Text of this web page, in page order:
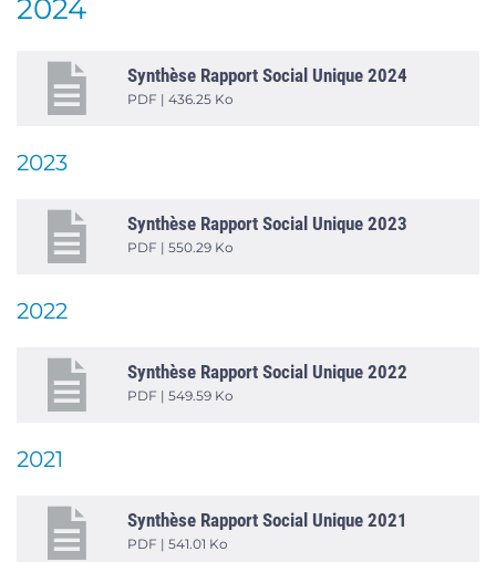
2024
Synthèse Rapport Social Unique 2024
PDF | 436.25 Ko
2023
Synthèse Rapport Social Unique 2023
PDF | 550.29 Ko
2022
Synthèse Rapport Social Unique 2022
PDF | 549.59 Ko
2021
Synthèse Rapport Social Unique 2021
PDF | 541.01 Ko